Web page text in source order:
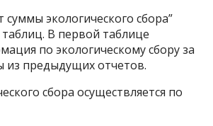
суммы экологического сбора”
таблиц. В первой таблице
по экологическому сбору за
из предыдущих отчетов.
сбора осуществляется по